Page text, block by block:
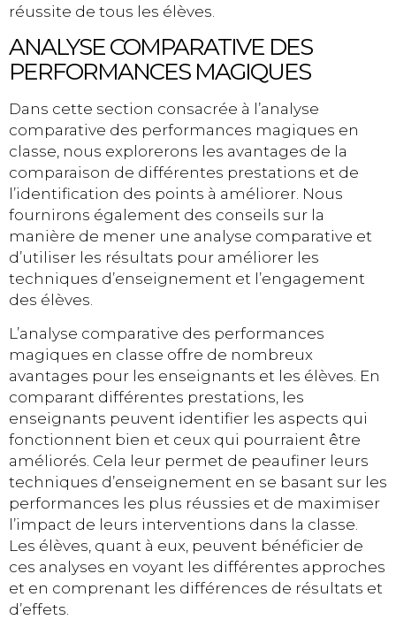
réussite de tous les élèves.
ANALYSE COMPARATIVE DES
PERFORMANCES MAGIQUES
Dans cette section consacrée à l’analyse
comparative des performances magiques en
classe, nous explorerons les avantages de la
comparaison de différentes prestations et de
l’identification des points à améliorer. Nous
fournirons également des conseils sur la
manière de mener une analyse comparative et
d’utiliser les résultats pour améliorer les
techniques d’enseignement et l’engagement
des élèves.
L’analyse comparative des performances
magiques en classe offre de nombreux
avantages pour les enseignants et les élèves. En
comparant différentes prestations, les
enseignants peuvent identifier les aspects qui
fonctionnent bien et ceux qui pourraient être
améliorés. Cela leur permet de peaufiner leurs
techniques d’enseignement en se basant sur les
performances les plus réussies et de maximiser
l’impact de leurs interventions dans la classe.
Les élèves, quant à eux, peuvent bénéficier de
ces analyses en voyant les différentes approches
et en comprenant les différences de résultats et
d’effets.